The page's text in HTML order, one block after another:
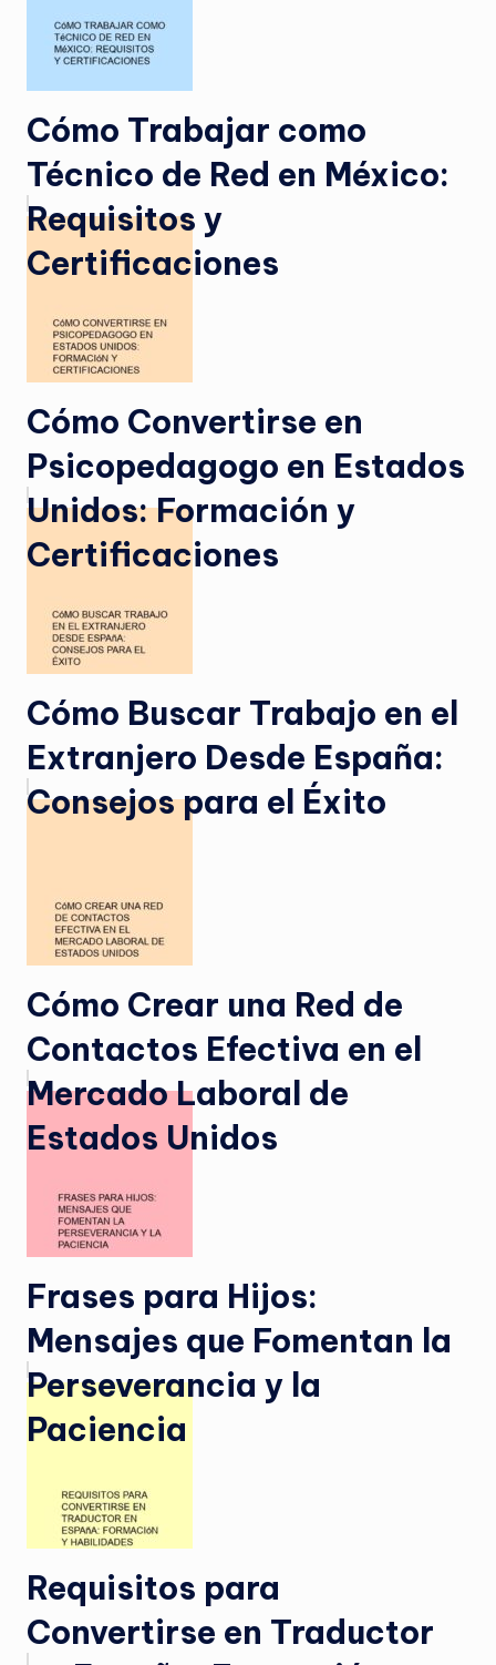
Cómo Trabajar como
Técnico de Red en México:
Requisitos y
Certificaciones
Cómo Convertirse en
Psicopedagogo en Estados
Unidos: Formación y
Certificaciones
Cómo Buscar Trabajo en el
Extranjero Desde España:
Consejos para el Éxito
Cómo Crear una Red de
Contactos Efectiva en el
Mercado Laboral de
Estados Unidos
Frases para Hijos:
Mensajes que Fomentan la
Perseverancia y la
Paciencia
Requisitos para
Convertirse en Traductor